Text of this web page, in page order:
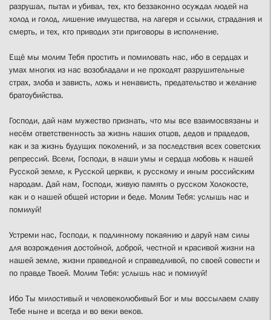
разрушал, пытал и убивал, тех, кто беззаконно осуждал людей на
холод и голод, лишение имущества, на лагеря и ссылки, страдания и
смерть, и тех, кто приводил эти приговоры в исполнение.
Ещё мы молим Тебя простить и помиловать нас, ибо в сердцах и
умах многих из нас возобладали и не проходят разрушительные
страх, злоба и зависть, ложь и ненависть, предательство и желание
братоубийства.
Господи, дай нам мужество признать, что мы все взаимосвязаны и
несём ответственность за жизнь наших отцов, дедов и прадедов,
как и за жизнь будущих поколений, и за последствия всех советских
репрессий. Всели, Господи, в наши умы и сердца любовь к нашей
Русской земле, к Русской церкви, к русскому и иным российским
народам. Дай нам, Господи, живую память о русском Холокосте,
как и о нашей общей истории и беде. Молим Тебя: услышь нас и
помилуй!
Устреми нас, Господи, к подлинному покаянию и даруй нам силы
для возрождения достойной, доброй, честной и красивой жизни на
нашей земле, жизни праведной и справедливой, по своей совести и
по правде Твоей. Молим Тебя: услышь нас и помилуй!
Ибо Ты милостивый и человеколюбивый Бог и мы воссылаем славу
Тебе ныне и всегда и во веки веков.